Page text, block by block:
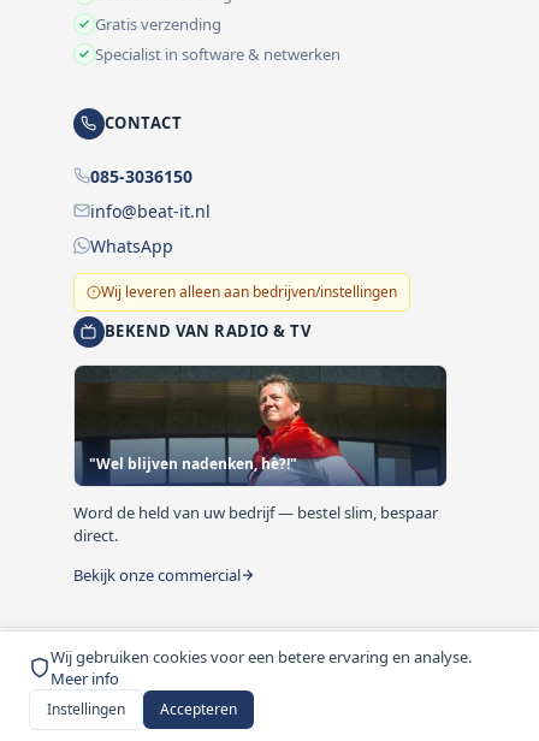
Wij gebruiken cookies voor een betere ervaring en analyse.
Meer info
Instellingen Accepteren
Gratis verzending
Specialist in software & netwerken
CONTACT
085-3036150
info@beat-it.nl
WhatsApp
Wij leveren alleen aan bedrijven/instellingen
BEKEND VAN RADIO & TV
"Wel blijven nadenken, hè?!"
Word de held van uw bedrijf — bestel slim, bespaar
direct.
Bekijk onze commercial
© 1999-2026 Beat-it.nl. Vermelde prijzen zijn excl. BTW
tenzij anders vermeld.